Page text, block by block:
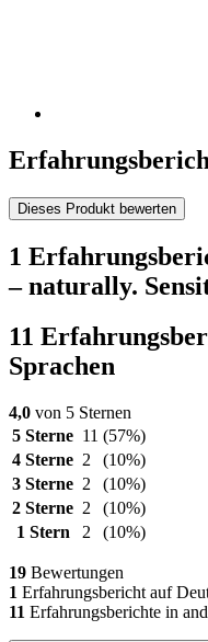
Dieses Produkt bewerten
1
– naturally.
11
Sprachen
4,0 von 5 Sternen
5 Sterne 11 (57%)
4 Sterne 2
(10%)
3 Sterne 2
(10%)
2 Sterne 2
(10%)
1 Stern
2 (10%)
19 Bewertungen
1 Erfahrungsbericht auf
11 Erfahrungsberichte in